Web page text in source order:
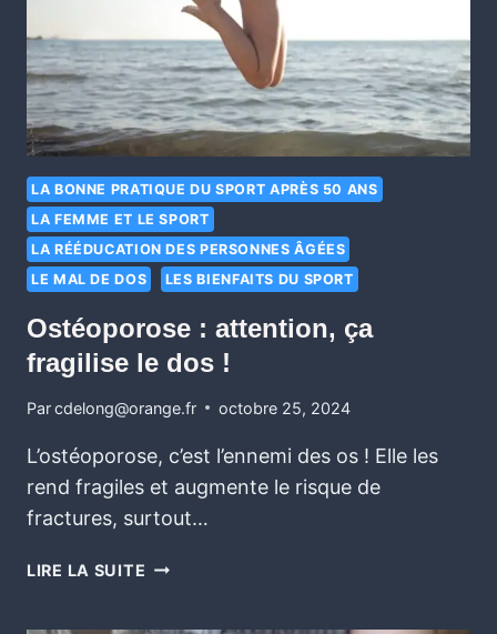
LA BONNE PRATIQUE DU SPORT APRÈS 50 ANS
LA FEMME ET LE SPORT
LA RÉÉDUCATION DES PERSONNES ÂGÉES
LE MAL DE DOS
LES BIENFAITS DU SPORT
Ostéoporose : attention, ça
fragilise le dos !
Parcdelong@orange.fr octobre 25, 2024
L’ostéoporose, c’est l’ennemi des os ! Elle les
rend fragiles et augmente le risque de
fractures, surtout…
LIRE LA SUITE